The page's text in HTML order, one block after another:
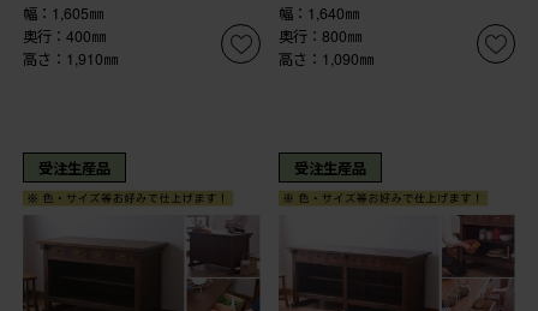
幅：1,605㎜
奥行：400㎜
高さ：1,910㎜
幅：1,640㎜
奥行：800㎜
高さ：1,090㎜
受注生産品 受注生産品